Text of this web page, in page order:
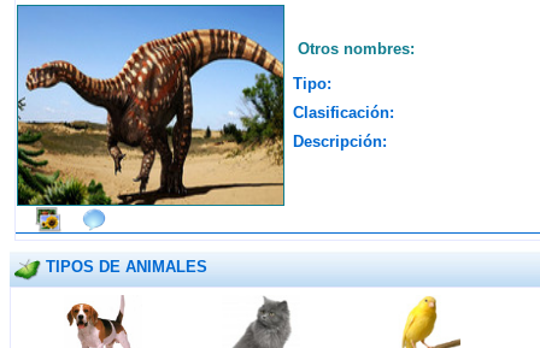
Otros nombres:
Tipo:
Clasificación:
Descripción:
TIPOS DE ANIMALES